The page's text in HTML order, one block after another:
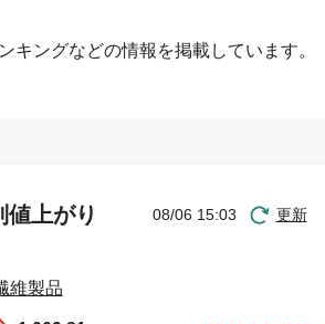
ングなどの情報を掲載しています。